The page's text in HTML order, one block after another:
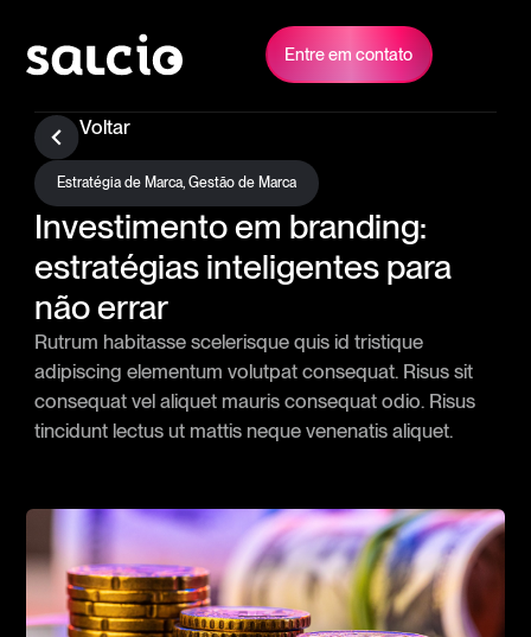
Entre em contato
Voltar
Estratégia de Marca, Gestão de Marca
Investimento em branding:
estratégias inteligentes para
não errar
Rutrum habitasse scelerisque quis id tristique
adipiscing elementum volutpat consequat. Risus sit
consequat vel aliquet mauris consequat odio. Risus
tincidunt lectus ut mattis neque venenatis aliquet.